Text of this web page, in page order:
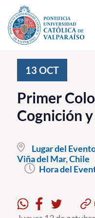
Click acá para ir
Investigación,
PUCV Internacional
Vinculación con el
Admisión
Pregrado
Formación Continua
13 OCT
Primer
Cognición
Lugar del
Viña del Mar, Chile
Hora del